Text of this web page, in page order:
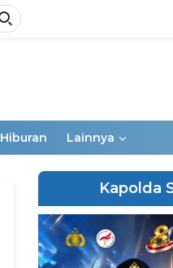
Hiburan Lainnya
Kapolda